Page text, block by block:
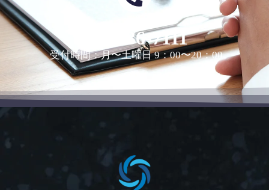
0463-36-7111
受付時間：月〜土曜日 9：00〜20：00